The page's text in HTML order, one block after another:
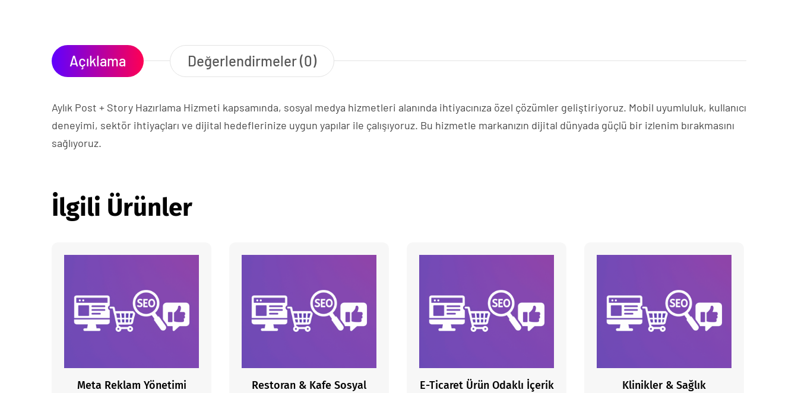
Açıklama Değerlendirmeler (0)
Aylık Post + Story Hazırlama Hizmeti kapsamında, sosyal medya hizmetleri alanında ihtiyacınıza özel çözümler geliştiriyoruz. Mobil uyumluluk, kullanıcı
deneyimi, sektör ihtiyaçları ve dijital hedeflerinize uygun yapılar ile çalışıyoruz. Bu hizmetle markanızın dijital dünyada güçlü bir izlenim bırakmasını
sağlıyoruz.
İlgili Ürünler
Meta Reklam Yönetimi
Restoran & Kafe Sosyal
E-Ticaret Ürün Odaklı İçerik
Klinikler & Sağlık